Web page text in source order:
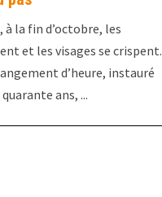
à la fin d’octobre, les
et les visages se crispent.
d’heure, instauré
ans, ...